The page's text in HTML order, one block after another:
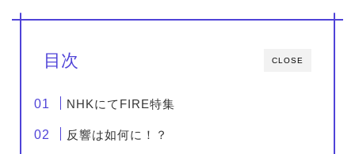
CLOSE
目次
NHKにてFIRE特集
反響は如何に！？